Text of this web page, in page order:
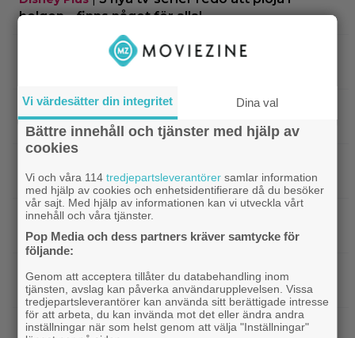
helgen – finns något för alla!
Thrillern med Katherine Heigl sålde bara
6 biobiljetter – historiens lägsta intäkter
Dokumentär|Från skaparen av ”Tiger King”:
HBO-dokumentär om reptilsmuggling hyllas
kalkonfilmen – ”Den tillhörde ingen”
Casting |3 nya X-Men är redan klara… och det
ryktas om fler heta namn
Hollywood |Morgan Freeman medger: Gör dåliga
filmer – om lönen är hög nog
Netflix|Glöm Tom Hanks – här är Netflix nya
Vi värdesätter din integritet Dina val
Bättre innehåll och tjänster med hjälp av
cookies
Vi och våra 114tredjepartsleverantörer samlar information
med hjälp av cookies och enhetsidentifierare då du besöker
vår sajt. Med hjälp av informationen kan vi utveckla vårt
innehåll och våra tjänster.
Pop Media och dess partners kräver samtycke för
följande:
Genom att acceptera tillåter du databehandling inom
tjänsten, avslag kan påverka användarupplevelsen. Vissa
tredjepartsleverantörer kan använda sitt berättigade intresse
för att arbeta, du kan invända mot det eller ändra andra
inställningar när som helst genom att välja "Inställningar"